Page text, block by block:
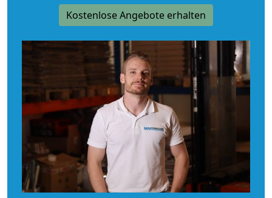
Kostenlose Angebote erhalten